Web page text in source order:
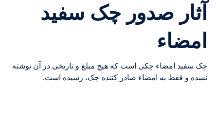
آثار صدور چک سفيد
امضاء
چک سفید امضاء چکی است که هیچ مبلغ و تاریخی در آن نوشته
نشده و فقط به امضاء صادر کننده چک، رسیده است.